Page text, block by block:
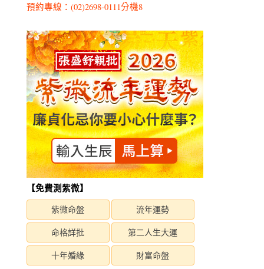
預約專線：(02)2698-0111分機8
【免費測紫微】
紫微命盤 流年運勢
命格詳批 第二人生大運
十年婚緣 財富命盤